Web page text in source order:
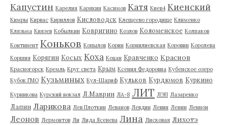
Капустин Карелия Карякин Касимов Катя Киев4 Киенский
Кимры Кирвас Кириллов Кисловодск Клещеево городище Клименко
Клязьма Князев Кобылкин Ковригино Козлов Коломенское Колпаков
Континент Коньков Копылов Корин Корнилиевская Коровин Королева
Коршия Корягин Косых Коха Коцан Кравченко Краснов
Красногорск Кремль Круг света Крым Ксения Федоровна Кубенское озеро
Кубок ГМО Кузьминых Кул-Шариф Кульков Курдюмов Куркино
Курникова Курский вокзал Л.Маврин ЛА-8 ЛИТ ЛЭП Лазаренко
Лапин Ларикова Лев Плоткин Леванов Левдин Левин Ленин Леннон
Леонов Лермонтов Ли Лида Ясенева Лина Лисковая Лихотэ